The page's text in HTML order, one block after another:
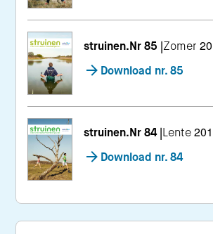
struinen.Nr 85 |Zomer
Download nr. 85
struinen.Nr 84|Lente
Download nr. 84